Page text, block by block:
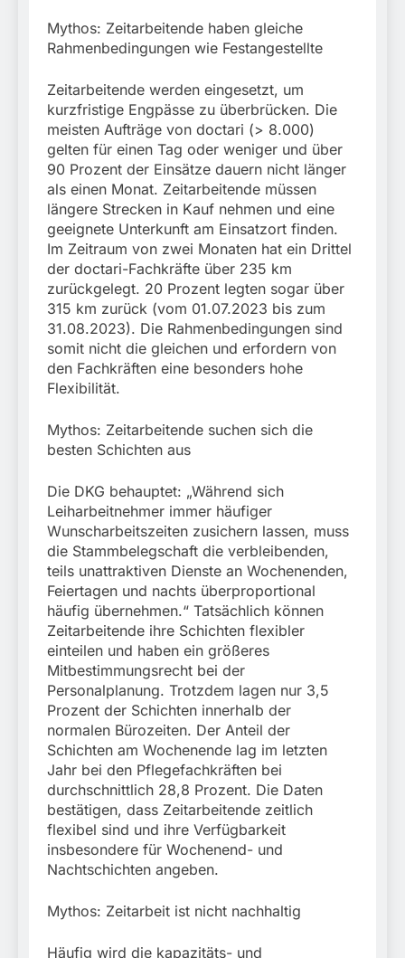
Mythos: Zeitarbeitende haben gleiche
Rahmenbedingungen wie Festangestellte
Zeitarbeitende werden eingesetzt, um
kurzfristige Engpässe zu überbrücken. Die
meisten Aufträge von doctari (> 8.000)
gelten für einen Tag oder weniger und über
90 Prozent der Einsätze dauern nicht länger
als einen Monat. Zeitarbeitende müssen
längere Strecken in Kauf nehmen und eine
geeignete Unterkunft am Einsatzort finden.
Im Zeitraum von zwei Monaten hat ein Drittel
der doctari-Fachkräfte über 235 km
zurückgelegt. 20 Prozent legten sogar über
315 km zurück (vom 01.07.2023 bis zum
31.08.2023). Die Rahmenbedingungen sind
somit nicht die gleichen und erfordern von
den Fachkräften eine besonders hohe
Flexibilität.
Mythos: Zeitarbeitende suchen sich die
besten Schichten aus
Die DKG behauptet: „Während sich
Leiharbeitnehmer immer häufiger
Wunscharbeitszeiten zusichern lassen, muss
die Stammbelegschaft die verbleibenden,
teils unattraktiven Dienste an Wochenenden,
Feiertagen und nachts überproportional
häufig übernehmen.“ Tatsächlich können
Zeitarbeitende ihre Schichten flexibler
einteilen und haben ein größeres
Mitbestimmungsrecht bei der
Personalplanung. Trotzdem lagen nur 3,5
Prozent der Schichten innerhalb der
normalen Bürozeiten. Der Anteil der
Schichten am Wochenende lag im letzten
Jahr bei den Pflegefachkräften bei
durchschnittlich 28,8 Prozent. Die Daten
bestätigen, dass Zeitarbeitende zeitlich
flexibel sind und ihre Verfügbarkeit
insbesondere für Wochenend- und
Nachtschichten angeben.
Mythos: Zeitarbeit ist nicht nachhaltig
Häufig wird die kapazitäts- und